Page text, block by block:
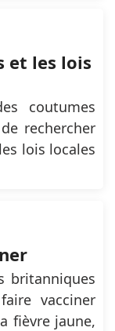
et les lois
coutumes
rechercher
lois locales
britanniques
vacciner
fièvre jaune,